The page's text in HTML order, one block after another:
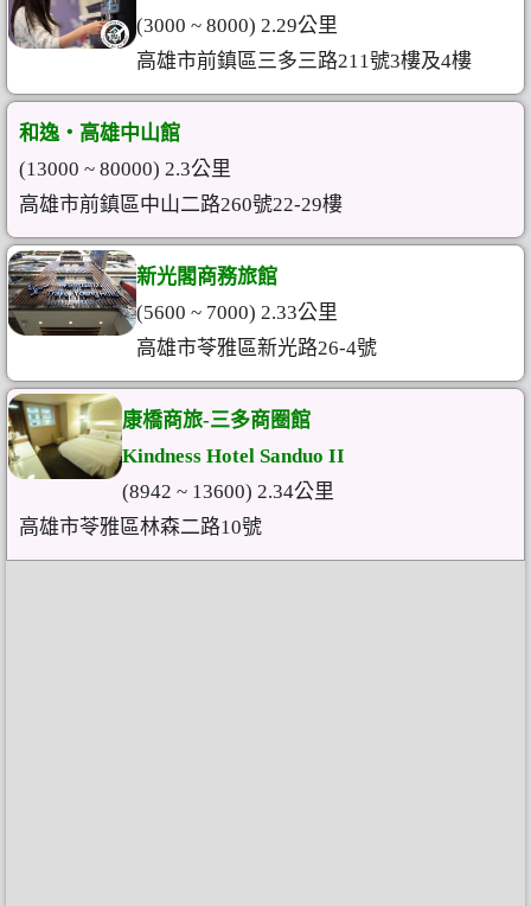
(3000 ~ 8000) 2.29公里
高雄市前鎮區三多三路211號3樓及4樓
和逸‧高雄中山館
(13000 ~ 80000) 2.3公里
高雄市前鎮區中山二路260號22-29樓
新光閣商務旅館
(5600 ~ 7000) 2.33公里
高雄市苓雅區新光路26-4號
康橋商旅-三多商圈館
Kindness Hotel Sanduo II
(8942 ~ 13600) 2.34公里
高雄市苓雅區林森二路10號